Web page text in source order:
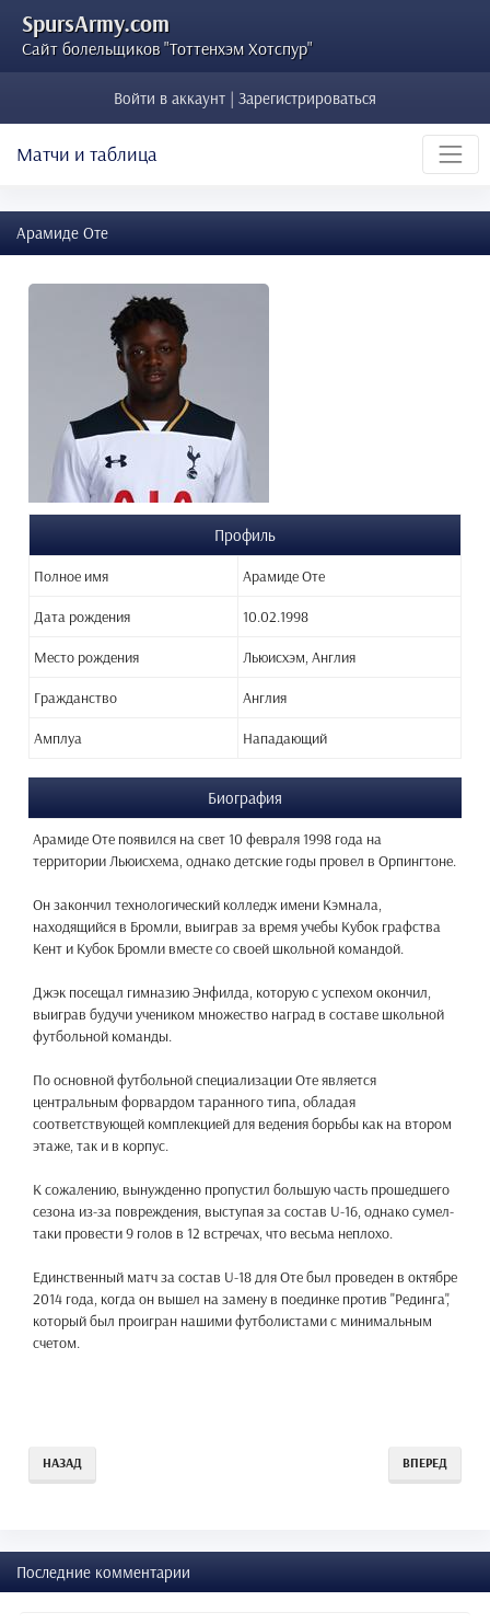
SpursArmy.com
Сайт болельщиков "Тоттенхэм Хотспур"
Войти в аккаунт | Зарегистрироваться
Матчи и таблица
Арамиде Оте
Профиль
Полное имя Арамиде Оте
Дата рождения 10.02.1998
Место рождения Льюисхэм, Англия
Гражданство Англия
Амплуа Нападающий
Биография
Арамиде Оте появился на свет 10 февраля 1998 года на
территории Льюисхема, однако детские годы провел в Орпингтоне.
Он закончил технологический колледж имени Кэмнала,
находящийся в Бромли, выиграв за время учебы Кубок графства
Кент и Кубок Бромли вместе со своей школьной командой.
Джэк посещал гимназию Энфилда, которую с успехом окончил,
выиграв будучи учеником множество наград в составе школьной
футбольной команды.
По основной футбольной специализации Оте является
центральным форвардом таранного типа, обладая
соответствующей комплекцией для ведения борьбы как на втором
этаже, так и в корпус.
К сожалению, вынужденно пропустил большую часть прошедшего
сезона из-за повреждения, выступая за состав U-16, однако сумел-
таки провести 9 голов в 12 встречах, что весьма неплохо.
Единственный матч за состав U-18 для Оте был проведен в октябре
2014 года, когда он вышел на замену в поединке против "Рединга",
который был проигран нашими футболистами с минимальным
счетом.
НАЗАД ВПЕРЕД
Последние комментарии